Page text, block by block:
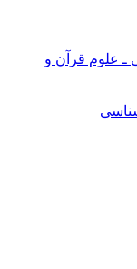
ـ علوم قرآن و